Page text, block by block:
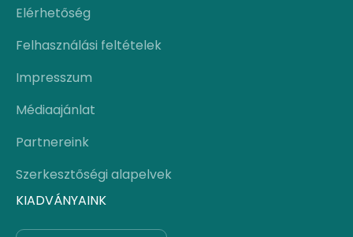
Elérhetőség
Felhasználási feltételek
Impresszum
Médiaajánlat
Partnereink
Szerkesztőségi alapelvek
KIADVÁNYAINK